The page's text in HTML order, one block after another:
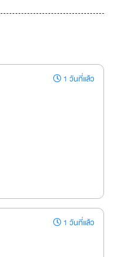
1 วันที่แล้ว
1 วันที่แล้ว